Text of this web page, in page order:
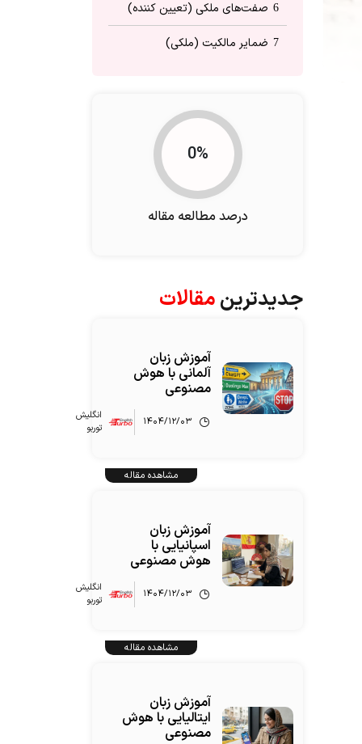
6 صفت‌های ملکی (تعیین کننده)
7 ضمایر مالکیت (ملکی)
0%
درصد مطالعه مقاله
جدیدترینمقالات
آموزش زبان
آلمانی با هوش
مصنوعی
۱۴۰۴/۱۲/۰۳
انگلیش‌
توربو
مشاهده مقاله
آموزش زبان
اسپانیایی با
هوش مصنوعی
۱۴۰۴/۱۲/۰۳
انگلیش‌
توربو
مشاهده مقاله
آموزش زبان
ایتالیایی با هوش
مصنوعی